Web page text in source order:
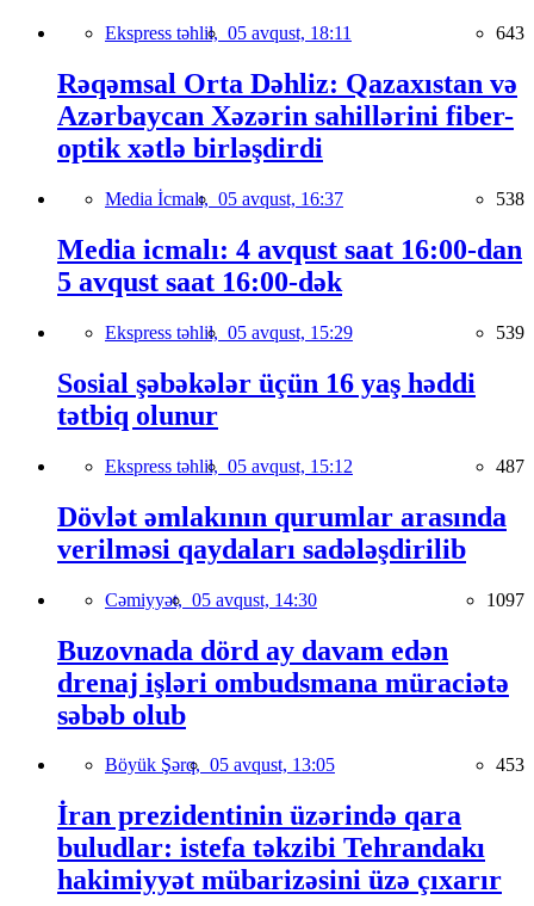
Ekspress təhlil, 05 avqust, 18:11 643
Rəqəmsal Orta Dəhliz: Qazaxıstan və
Azərbaycan Xəzərin sahillərini fiber-
optik xətlə birləşdirdi
Media İcmalı, 05 avqust, 16:37 538
Media icmalı: 4 avqust saat 16:00-dan
5 avqust saat 16:00-dək
Ekspress təhlil, 05 avqust, 15:29 539
Sosial şəbəkələr üçün 16 yaş həddi
tətbiq olunur
Ekspress təhlil, 05 avqust, 15:12 487
Dövlət əmlakının qurumlar arasında
verilməsi qaydaları sadələşdirilib
Cəmiyyət, 05 avqust, 14:30 1097
Buzovnada dörd ay davam edən
drenaj işləri ombudsmana müraciətə
səbəb olub
Böyük Şərq, 05 avqust, 13:05 453
İran prezidentinin üzərində qara
buludlar: istefa təkzibi Tehrandakı
hakimiyyət mübarizəsini üzə çıxarır